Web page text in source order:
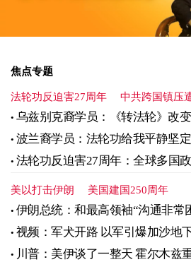
焦点专题
法轮功反迫害27周年 中共跨国镇压
乌兹别克裔学员：《转法轮》改
波兰裔学员：法轮功给我平静坚
法轮功反迫害27周年：全球多国
美以打击伊朗 美国建国250周年
伊朗总统：和最高领袖“沟通非常
视频：军犬开路 以军引爆加沙地
川普：美伊谈了一整天 霍尔木兹